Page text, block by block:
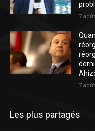
7
7
Les plus partagés